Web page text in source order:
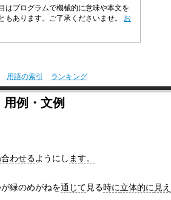
はプログラムで機械的に意味や本文を
もあります。ご了承くださいませ。 お
用語の索引 ランキング
用例・文例
わせるようにし ます。
緑のめがねを通じて 見る時に立体的に 見え